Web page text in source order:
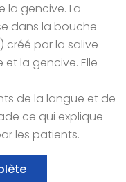
la gencive. La
dans la bouche
créé par la salive
la gencive. Elle
de la langue et de
ce qui explique
les patients.